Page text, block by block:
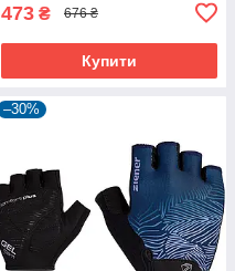
473 ₴ 676 ₴
Купити
–30%